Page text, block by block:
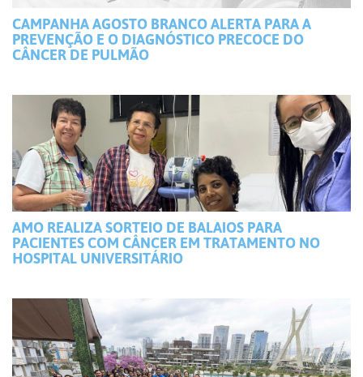
CAMPANHA AGOSTO BRANCO ALERTA PARA A
PREVENÇÃO E O DIAGNÓSTICO PRECOCE DO
CÂNCER DE PULMÃO
AMO REALIZA SORTEIO DE BALAIOS PARA
PACIENTES COM CÂNCER EM TRATAMENTO NO
HOSPITAL UNIVERSITÁRIO